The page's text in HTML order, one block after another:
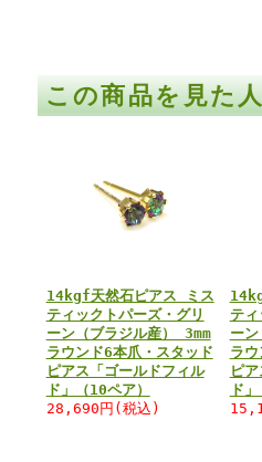
この商品を見た
14kgf天然石ピアス ミス
ティックトパーズ・グリ
ーン（ブラジル産） 3mm
ラウンド6本爪・スタッド
ピアス「ゴールドフィル
ド」（10ペア）
28,690円(税込)
テ
ー
ラ
ピ
ド